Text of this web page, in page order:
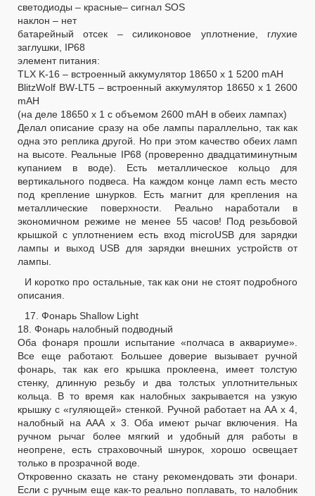
светодиоды – красные– сигнал SOS
наклон – нет
батарейный отсек – силиконовое уплотнение, глухие
заглушки, IP68
элемент питания:
TLX K-16 – встроенный аккумулятор 18650 х 1 5200 mAH
BlitzWolf BW-LT5 – встроенный аккумулятор 18650 х 1 2600
mAH
(на деле 18650 х 1 с объемом 2600 mAH в обеих лампах)
Делал описание сразу на обе лампы параллельно, так как
одна это реплика другой. Но при этом качество обеих ламп
на высоте. Реальные IP68 (проверенно двадцатиминутным
купанием в воде). Есть металлическое кольцо для
вертикального подвеса. На каждом конце ламп есть место
под крепление шнурков. Есть магнит для крепления на
металлические поверхности. Реально наработали в
экономичном режиме не менее 55 часов! Под резьбовой
крышкой с уплотнением есть вход microUSB для зарядки
лампы и выход USB для зарядки внешних устройств от
лампы.
И коротко про остальные, так как они не стоят подробного
описания.
17. Фонарь Shallow Light
18. Фонарь налобный подводный
Оба фонаря прошли испытание «полчаса в аквариуме».
Все еще работают. Большее доверие вызывает ручной
фонарь, так как его крышка проклеена, имеет толстую
стенку, длинную резьбу и два толстых уплотнительных
кольца. В то время как налобных закрывается на узкую
крышку с «гуляющей» стенкой. Ручной работает на АА х 4,
налобный на ААА х 3. Оба имеют рычаг включения. На
ручном рычаг более мягкий и удобный для работы в
неопрене, есть страховочный шнурок, хорошо освещает
только в прозрачной воде.
Откровенно сказать не стану рекомендовать эти фонари.
Если с ручным еще как-то реально поплавать, то налобник